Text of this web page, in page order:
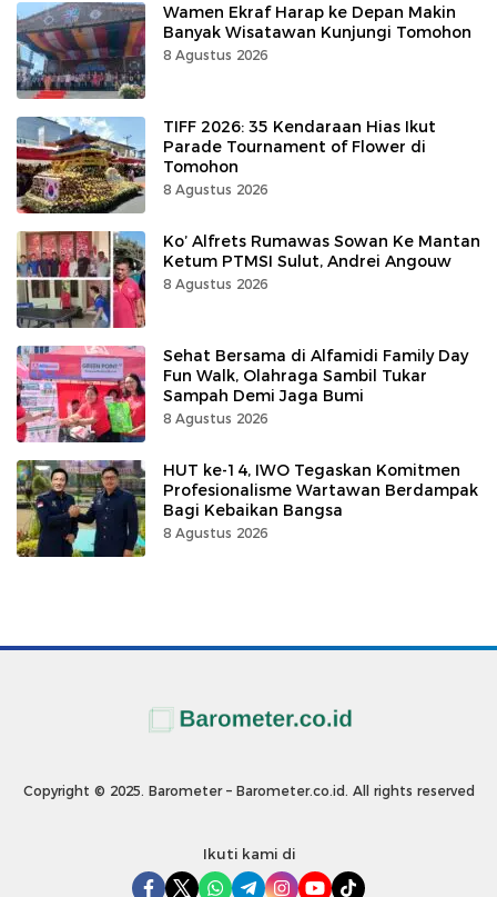
Wamen Ekraf Harap ke Depan Makin
Banyak Wisatawan Kunjungi Tomohon
8 Agustus 2026
TIFF 2026: 35 Kendaraan Hias Ikut
Parade Tournament of Flower di
Tomohon
8 Agustus 2026
Ko’ Alfrets Rumawas Sowan Ke Mantan
Ketum PTMSI Sulut, Andrei Angouw
8 Agustus 2026
Sehat Bersama di Alfamidi Family Day
Fun Walk, Olahraga Sambil Tukar
Sampah Demi Jaga Bumi
8 Agustus 2026
HUT ke-14, IWO Tegaskan Komitmen
Profesionalisme Wartawan Berdampak
Bagi Kebaikan Bangsa
8 Agustus 2026
Copyright © 2025. Barometer – Barometer.co.id. All rights reserved
Ikuti kami di